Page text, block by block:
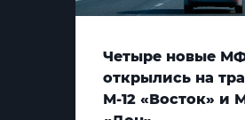
Четыре новые
открылись на
М-12 «Восток» и